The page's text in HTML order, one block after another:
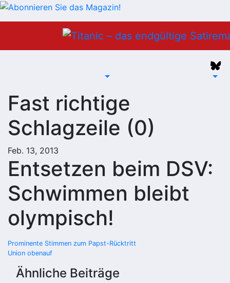
Fast richtige
Schlagzeile (0)
Feb. 13, 2013
Entsetzen beim DSV:
Schwimmen bleibt
olympisch!
Beitragsnavigation
Prominente Stimmen zum Papst-Rücktritt
Union obenauf
Ähnliche Beiträge